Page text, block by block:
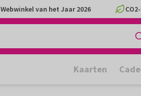
Webwinkel van het Jaar 2026
Kaarten